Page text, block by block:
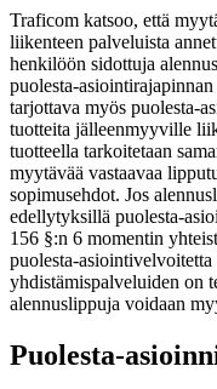
Traficom katsoo, että
liikenteen palveluista
henkilöön sidottuja
puolesta-
tarjottava myös puolesta-
tuotteita jälleenmyyville
tuotteella tarkoitetaan
myytävää vastaavaa
sopimusehdot. Jos
edellytyksillä puolesta-
156 §:n 6 momentin
puolesta-
yhdistämispalveluiden on
alennuslippuja voidaan
Puolesta-